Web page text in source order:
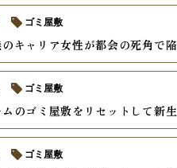
キャリア女性が都会の死角で
ゴミ屋敷
のゴミ屋敷をリセットして新
ゴミ屋敷
ゴミ屋敷